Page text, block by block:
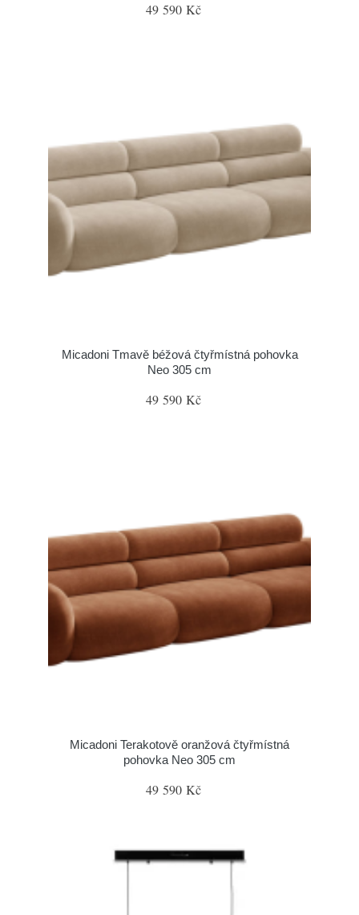
49 590 Kč
Micadoni Tmavě béžová čtyřmístná pohovka
Neo 305 cm
49 590 Kč
Micadoni Terakotově oranžová čtyřmístná
pohovka Neo 305 cm
49 590 Kč